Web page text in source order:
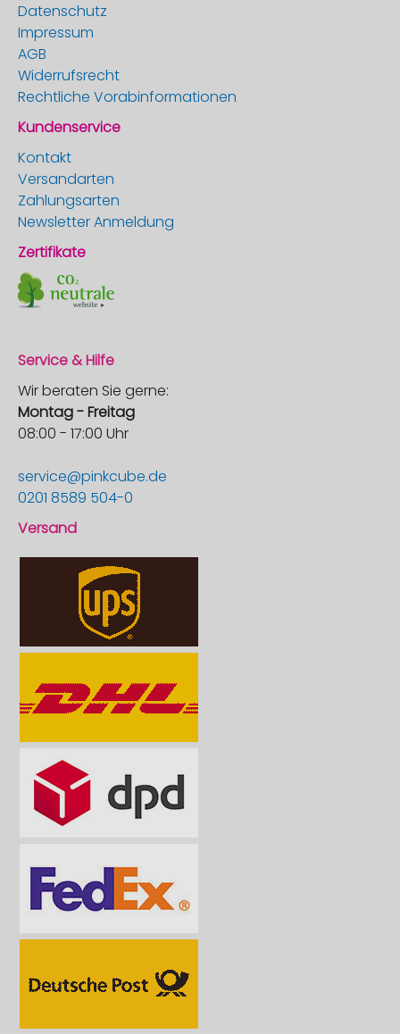
Datenschutz
Impressum
AGB
Widerrufsrecht
Rechtliche Vorabinformationen
Kundenservice
Kontakt
Versandarten
Zahlungsarten
Newsletter Anmeldung
Zertifikate
Service & Hilfe
Wir beraten Sie gerne:
Montag - Freitag
08:00 - 17:00 Uhr
service@pinkcube.de
0201 8589 504-0
Versand